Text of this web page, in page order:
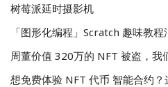
树莓派延时摄影机
「图形化编程」Scratch 趣味教程
周董价值 320万的 NFT 被盗，
想免费体验 NFT 代币 智能合约